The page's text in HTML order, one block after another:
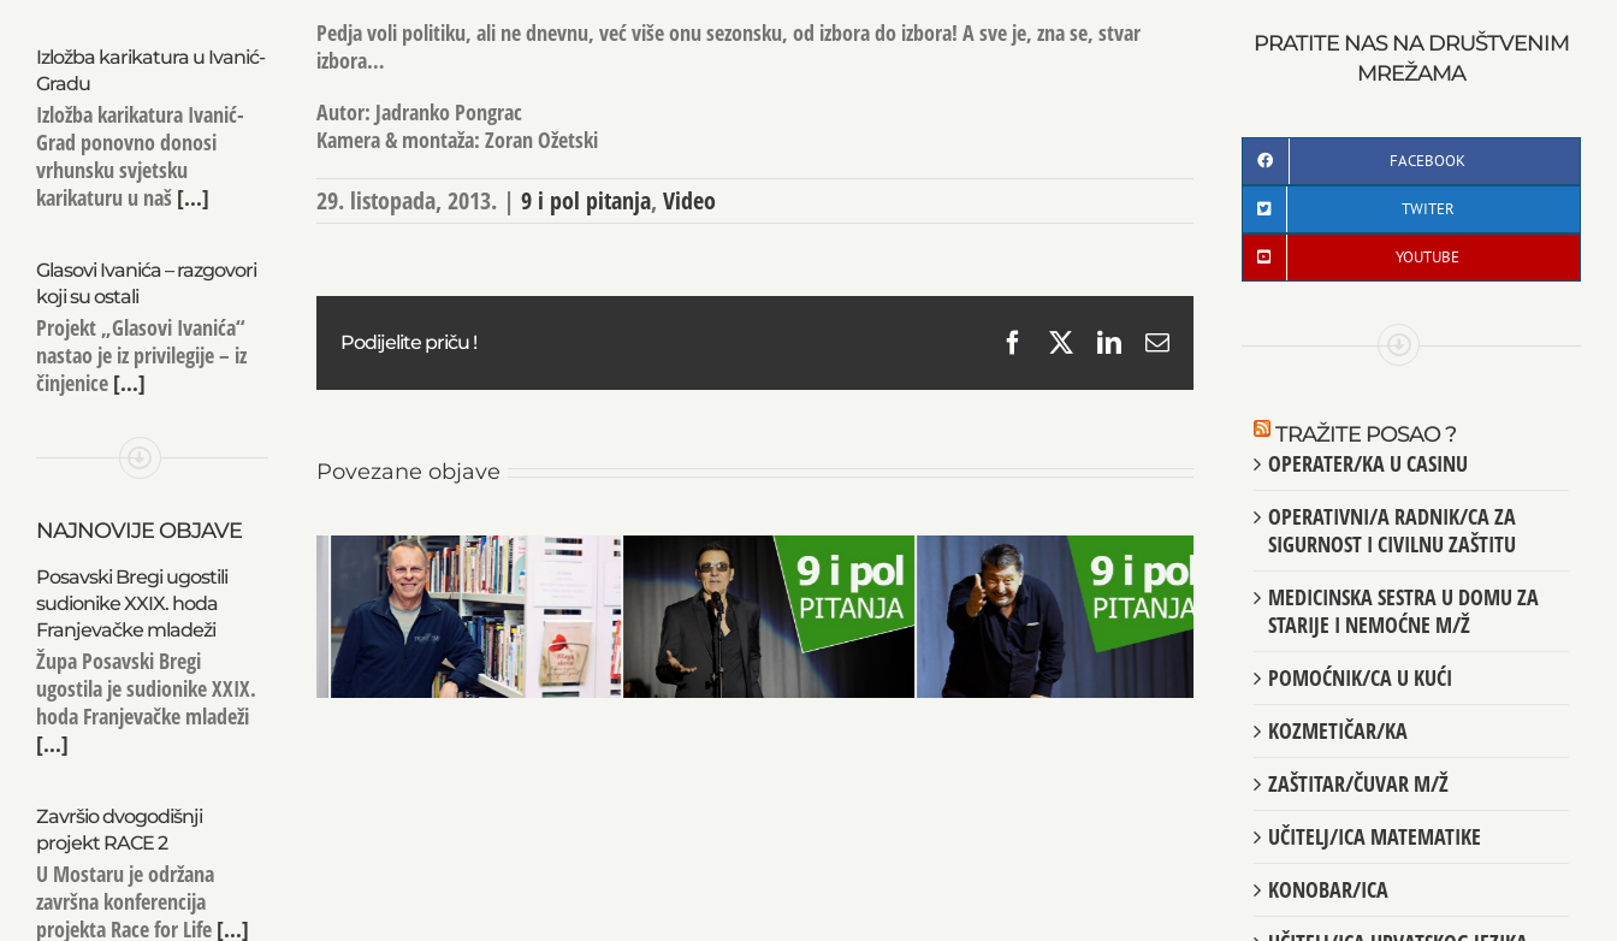
Pedja voli politiku, ali ne dnevnu, već više onu sezonsku, od izbora do izbora! A sve je, zna se, stvar
izbora…
Autor: Jadranko Pongrac
Kamera & montaža: Zoran Ožetski
29. listopada, 2013. | 9 i pol pitanja, Video
Podijelite priču ! Facebook
X LinkedIn
Email
Povezane objave
Izložba karikatura u Ivanić-
Gradu
Izložba karikatura Ivanić-
Grad ponovno donosi
vrhunsku svjetsku
karikaturu u naš[...]
Glasovi Ivanića – razgovori
koji su ostali
Projekt „Glasovi Ivanića“
nastao je iz privilegije – iz
činjenice[...]
NAJNOVIJE OBJAVE
Posavski Bregi ugostili
sudionike XXIX. hoda
Franjevačke mladeži
Župa Posavski Bregi
ugostila je sudionike XXIX.
hoda Franjevačke mladeži
[...]
Završio dvogodišnji
projekt RACE 2
U Mostaru je održana
završna konferencija
projekta Race for Life[...]
PRATITE NAS NA DRUŠTVENIM
MREŽAMA
FACEBOOK
TWITER
YOUTUBE
TRAŽITE POSAO ?
OPERATER/KA U CASINU
OPERATIVNI/A RADNIK/CA ZA
SIGURNOST I CIVILNU ZAŠTITU
MEDICINSKA SESTRA U DOMU ZA
STARIJE I NEMOĆNE M/Ž
POMOĆNIK/CA U KUĆI
KOZMETIČAR/KA
ZAŠTITAR/ČUVAR M/Ž
UČITELJ/ICA MATEMATIKE
KONOBAR/ICA